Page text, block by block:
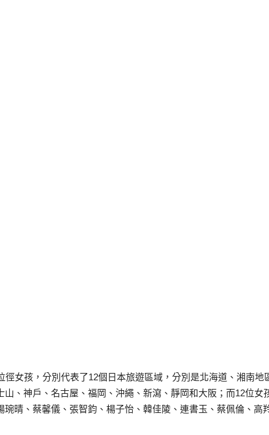
徑女孩，分別代表了12個日本旅遊區域，分別是北海道、湘南地
山、神戶、名古屋、福岡、沖繩、新瀉、靜岡和大阪；而12位女
琬晴、蔡馨儀、張智鈞、楊子怡、韓佳陵、連書玉、蔡佩倫、高